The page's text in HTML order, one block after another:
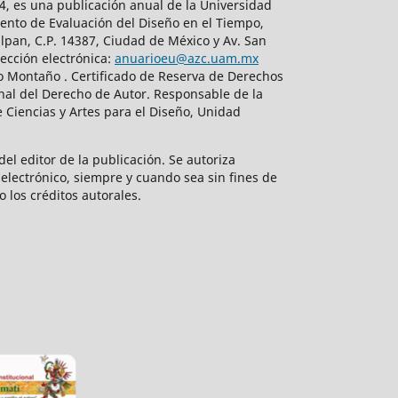
es una publicación anual de la Universidad
de Evaluación del Diseño en el Tiempo,
C.P. 14387, Ciudad de México y Av. San
electrónica: anuarioeu@azc.uam.mx
. Certificado de Reserva de Derechos
del Derecho de Autor. Responsable de la
y Artes para el Diseño, Unidad
editor de la publicación. Se autoriza
siempre y cuando sea sin fines de
los créditos autorales.